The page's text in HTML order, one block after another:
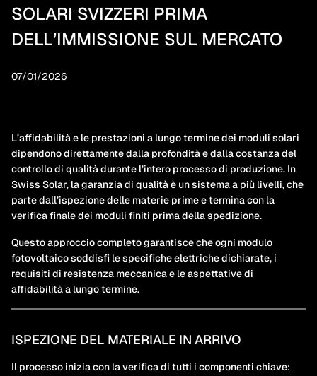
SOLARI SVIZZERI PRIMA
DELL’IMMISSIONE SUL MERCATO
07/01/2026
L’affidabilità e le prestazioni a lungo termine dei moduli solari
dipendono direttamente dalla profondità e dalla costanza del
controllo di qualità durante l’intero processo di produzione. In
Swiss Solar, la garanzia di qualità è un sistema a più livelli, che
parte dall’ispezione delle materie prime e termina con la
verifica finale dei moduli finiti prima della spedizione.
Questo approccio completo garantisce che ogni modulo
fotovoltaico soddisfi le specifiche elettriche dichiarate, i
requisiti di resistenza meccanica e le aspettative di
affidabilità a lungo termine.
ISPEZIONE DEL MATERIALE IN ARRIVO
Il processo inizia con la verifica di tutti i componenti chiave: